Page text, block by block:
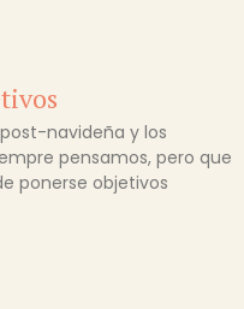
navideña y los
pensamos, pero que
ponerse objetivos